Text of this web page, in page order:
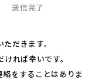
送信完了
だきます。
れば幸いです。
をすることはありま